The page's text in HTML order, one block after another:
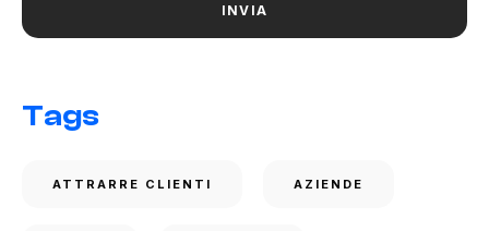
Tags
ATTRARRE CLIENTI AZIENDE